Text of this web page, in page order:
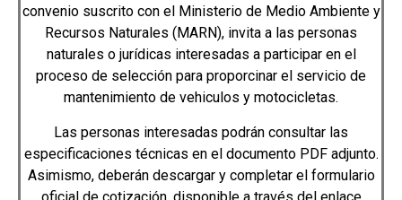
convenio suscrito con el Ministerio de Medio Ambiente y
Recursos Naturales (MARN), invita a las personas
naturales o jurídicas interesadas a participar en el
proceso de selección para proporcinar el servicio de
mantenimiento de vehiculos y motocicletas.
Las personas interesadas podrán consultar las
especificaciones técnicas en el documento PDF adjunto.
Asimismo, deberán descargar y completar el formulario